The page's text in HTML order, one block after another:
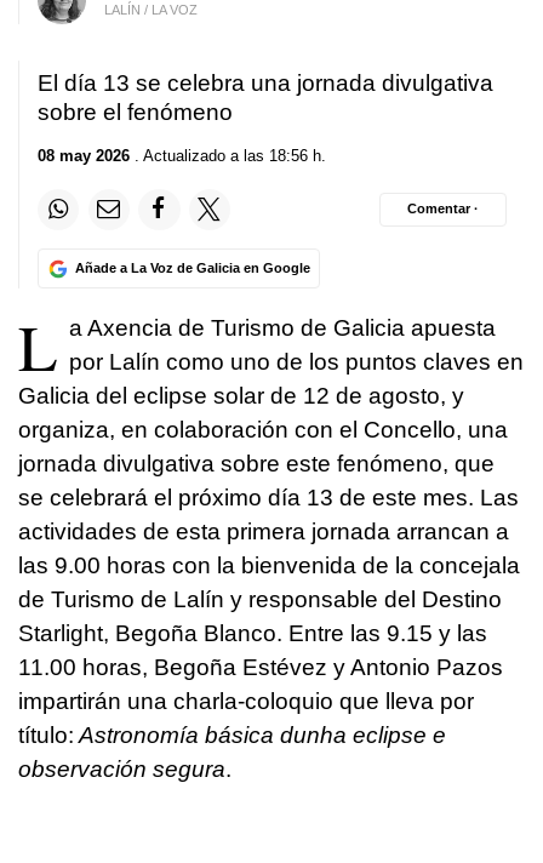
LALÍN / LA VOZ
El día 13 se celebra una jornada divulgativa
sobre el fenómeno
08 may 2026 . Actualizado a las 18:56 h.
Añade a La Voz de Galicia en Google
Comentar ·
L a Axencia de Turismo de Galicia apuesta
por Lalín como uno de los puntos claves en
Galicia del eclipse solar de 12 de agosto, y
organiza, en colaboración con el Concello, una
jornada divulgativa sobre este fenómeno, que
se celebrará el próximo día 13 de este mes. Las
actividades de esta primera jornada arrancan a
las 9.00 horas con la bienvenida de la concejala
de Turismo de Lalín y responsable del Destino
Starlight, Begoña Blanco. Entre las 9.15 y las
11.00 horas, Begoña Estévez y Antonio Pazos
impartirán una charla-coloquio que lleva por
título: Astronomía básica dunha eclipse e
observación segura.